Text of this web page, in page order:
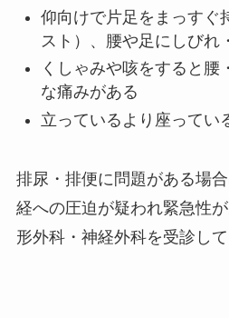
仰向けで片足をまっすぐ
スト）、腰や足にしびれ
くしゃみや咳をすると腰
な痛みがある
立っているより座ってい
排尿・排便に問題がある場
経への圧迫が疑われ緊急性
形外科・神経外科を受診して